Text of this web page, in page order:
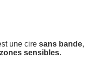
une cire sans bande,
zones sensibles.